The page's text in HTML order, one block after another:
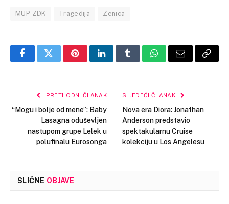
MUP ZDK Tragedija Zenica
FacebookTwitterPinterestLinkedInTumblrWhatsApp
Email Copy
PRETHODNI ČLANAK
“Mogu i bolje od mene”: Baby
Lasagna oduševljen
nastupom grupe Lelek u
polufinalu Eurosonga
SLJEDEĆI ČLANAK
Nova era Diora: Jonathan
Anderson predstavio
spektakularnu Cruise
kolekciju u Los Angelesu
SLIČNE OBJAVE